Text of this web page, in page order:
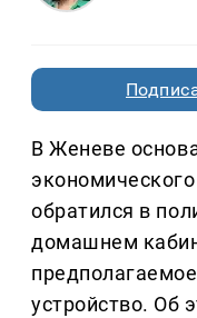
В Женеве
обратился в
домашнем
устройство. Об